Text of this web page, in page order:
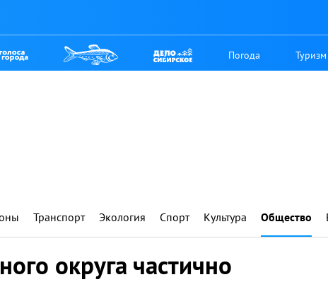
Погода Туризм
Транспорт Экология Спорт Культура Общество
округа частично